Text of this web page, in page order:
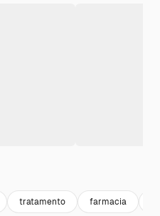
tratamento farmacia